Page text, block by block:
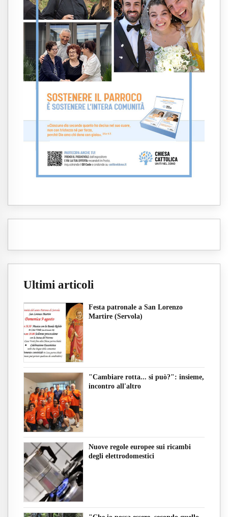
Ultimi articoli
Festa patronale a San Lorenzo
Martire (Servola)
"Cambiare rotta... si può?": insieme,
incontro all'altro
Nuove regole europee sui ricambi
degli elettrodomestici